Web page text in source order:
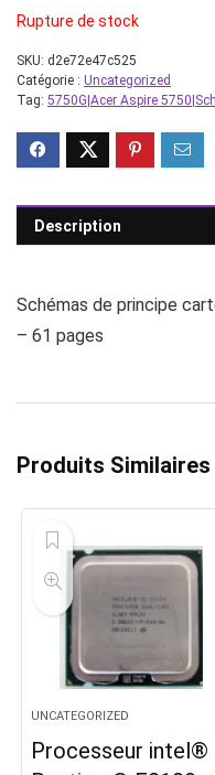
Rupture de stock
SKU: d2e72e47c525
Catégorie : Uncategorized
Tag: 5750G|Acer Aspire
Description
Schémas de principe
– 61 pages
Produits Similaires
UNCATEGORIZED
Processeur intel®